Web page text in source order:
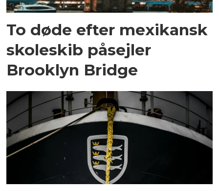
To døde efter mexikansk
skoleskib påsejler
Brooklyn Bridge